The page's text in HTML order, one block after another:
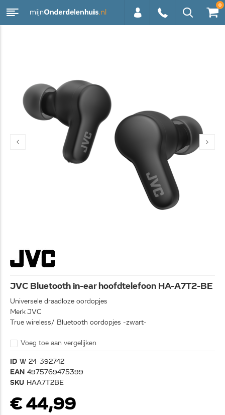
0
JVC Bluetooth in-ear hoofdtelefoon HA-A7T2-BE
Universele draadloze oordopjes
Merk JVC
True wireless/ Bluetooth oordopjes -zwart-
Voeg toe aan vergelijken
ID W-24-392742
EAN 4975769475399
SKU HAA7T2BE
€ 44,99